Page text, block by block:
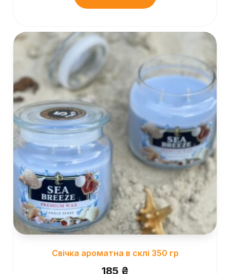
Свічка ароматна в склі 350 гр
185 ₴